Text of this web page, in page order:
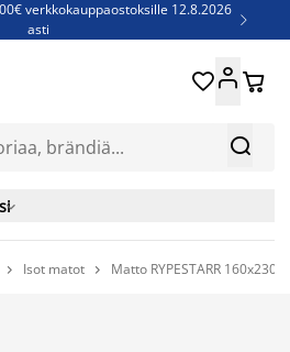
verkkokauppaostoksille 12.8.2026
asti

- Säästä jopa 60% 
 

 Isot matot  Matto RYPESTARR 160x230